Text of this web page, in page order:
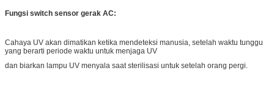
Fungsi switch sensor gerak AC:
Cahaya UV akan dimatikan ketika mendeteksi manusia, setelah waktu tunggu
yang berarti periode waktu untuk menjaga UV
dan biarkan lampu UV menyala saat sterilisasi untuk setelah orang pergi.